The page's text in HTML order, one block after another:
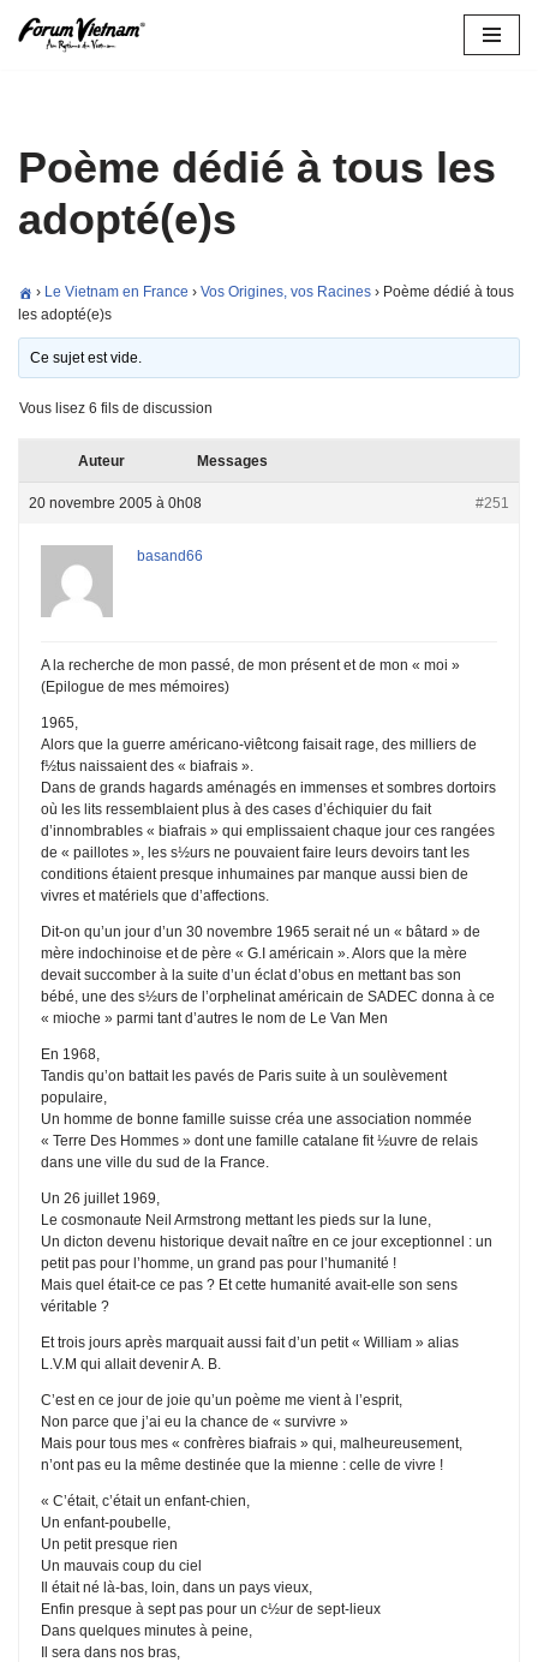
Poème dédié à tous les
adopté(e)s
› Le Vietnam en France › Vos Origines, vos Racines › Poème dédié à tous
les adopté(e)s
Ce sujet est vide.
Vous lisez 6 fils de discussion
Auteur Messages
20 novembre 2005 à 0h08 #251
basand66
A la recherche de mon passé, de mon présent et de mon « moi »
(Epilogue de mes mémoires)
1965,
Alors que la guerre américano-viêtcong faisait rage, des milliers de
f½tus naissaient des « biafrais ».
Dans de grands hagards aménagés en immenses et sombres dortoirs
où les lits ressemblaient plus à des cases d’échiquier du fait
d’innombrables « biafrais » qui emplissaient chaque jour ces rangées
de « paillotes », les s½urs ne pouvaient faire leurs devoirs tant les
conditions étaient presque inhumaines par manque aussi bien de
vivres et matériels que d’affections.
Dit-on qu’un jour d’un 30 novembre 1965 serait né un « bâtard » de
mère indochinoise et de père « G.I américain ». Alors que la mère
devait succomber à la suite d’un éclat d’obus en mettant bas son
bébé, une des s½urs de l’orphelinat américain de SADEC donna à ce
« mioche » parmi tant d’autres le nom de Le Van Men
En 1968,
Tandis qu’on battait les pavés de Paris suite à un soulèvement
populaire,
Un homme de bonne famille suisse créa une association nommée
« Terre Des Hommes » dont une famille catalane fit ½uvre de relais
dans une ville du sud de la France.
Un 26 juillet 1969,
Le cosmonaute Neil Armstrong mettant les pieds sur la lune,
Un dicton devenu historique devait naître en ce jour exceptionnel : un
petit pas pour l’homme, un grand pas pour l’humanité !
Mais quel était-ce ce pas ? Et cette humanité avait-elle son sens
véritable ?
Et trois jours après marquait aussi fait d’un petit « William » alias
L.V.M qui allait devenir A. B.
C’est en ce jour de joie qu’un poème me vient à l’esprit,
Non parce que j’ai eu la chance de « survivre »
Mais pour tous mes « confrères biafrais » qui, malheureusement,
n’ont pas eu la même destinée que la mienne : celle de vivre !
« C’était, c’était un enfant-chien,
Un enfant-poubelle,
Un petit presque rien
Un mauvais coup du ciel
Il était né là-bas, loin, dans un pays vieux,
Enfin presque à sept pas pour un c½ur de sept-lieux
Dans quelques minutes à peine,
Il sera dans nos bras,